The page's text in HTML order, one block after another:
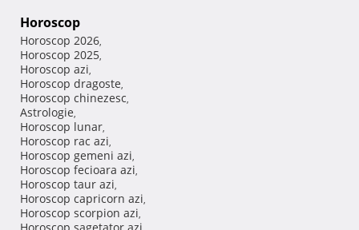
Horoscop
Horoscop 2026,
Horoscop 2025,
Horoscop azi,
Horoscop dragoste,
Horoscop chinezesc,
Astrologie,
Horoscop lunar,
Horoscop rac azi,
Horoscop gemeni azi,
Horoscop fecioara azi,
Horoscop taur azi,
Horoscop capricorn azi,
Horoscop scorpion azi,